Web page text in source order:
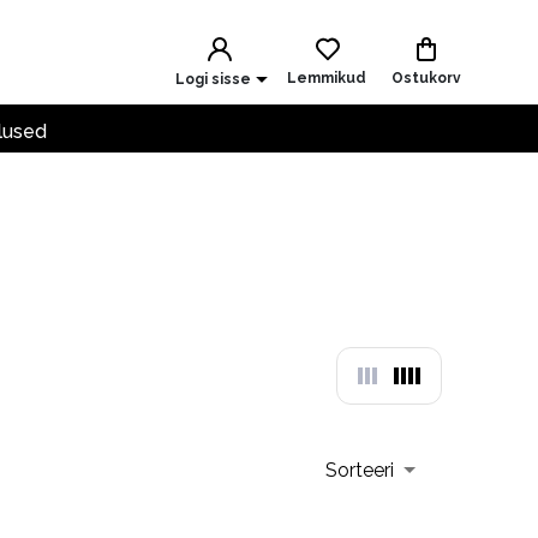
Logi sisse Lemmikud Ostukorv
Sorteeri